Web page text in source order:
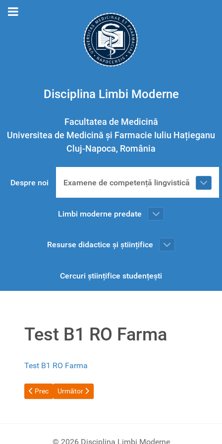
Disciplina Limbi Moderne
Facultatea de Medicină
Universitea de Medicină și Farmacie Iuliu Hațieganu
Cluj-Napoca, România
Despre noi Examene de competență lingvistică
Limbi moderne predate
Resurse didactice și științifice
Cercuri științifice studențești
Test B1 RO Farma
Test B1 RO Farma
Articol precedent: Test B1 RO MD
Prec Articolul următor: Test B2 RO MG
Următor
© 2026 Disciplina Limbi Moderne